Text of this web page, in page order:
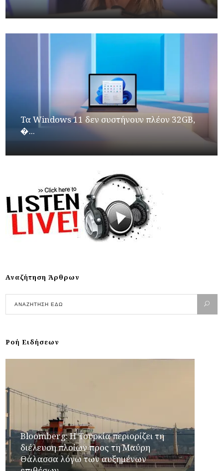
Τα Windows 11 δεν συστήνουν πλέον 32GB,
�...
Αναζήτηση Άρθρων
Ροή Ειδήσεων
Bloomberg: Η Τουρκία περιορίζει τη
διέλευση πλοίων προς τη Μαύρη
Θάλασσα λόγω των αυξημένων